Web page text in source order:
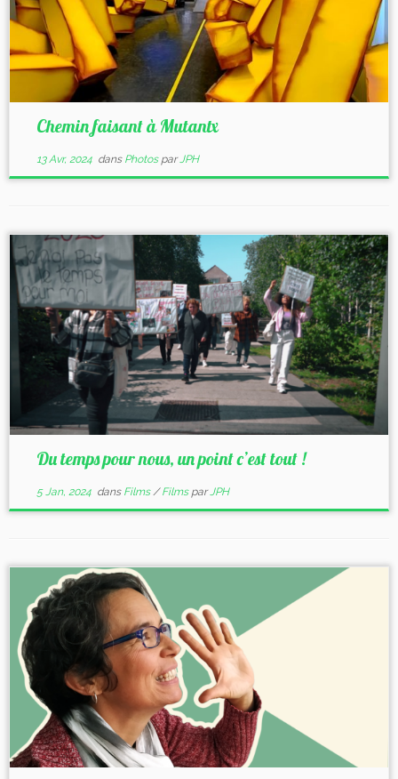
Chemin faisant à Mutantx
13 Avr, 2024dans Photos parJPH
Du temps pour nous, un point c’est tout !
5 Jan, 2024dans Films/Films parJPH